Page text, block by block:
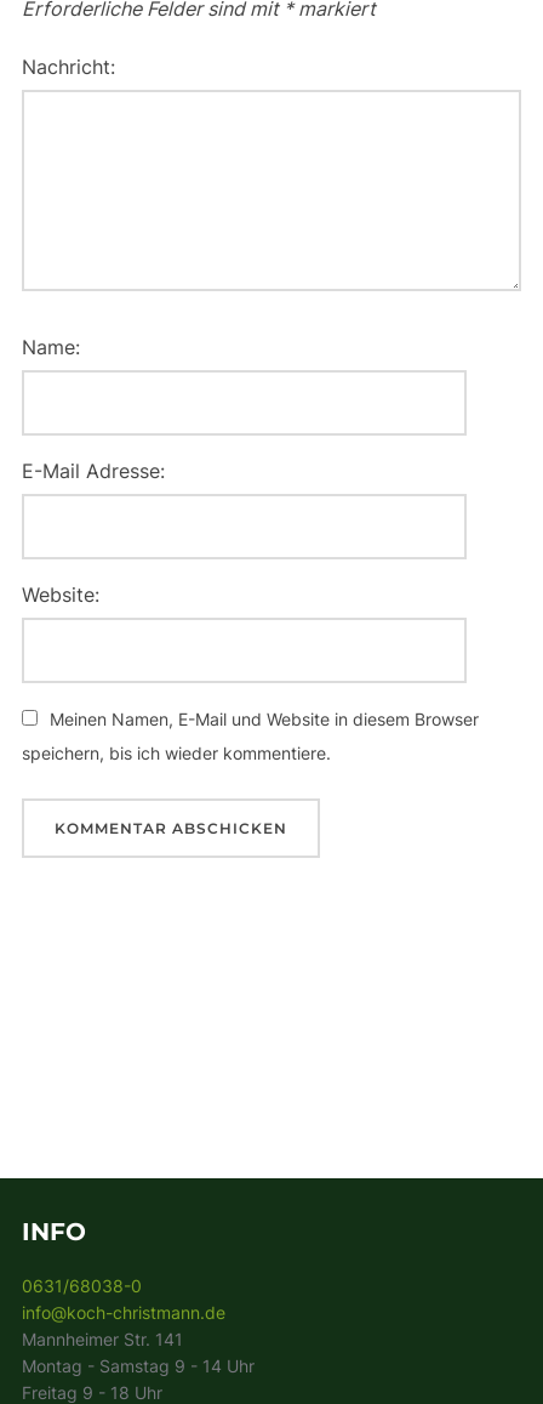
Erforderliche Felder sind mit *markiert
Nachricht:
Name:
E-Mail Adresse:
Website:
Meinen Namen, E-Mail und Website in diesem Browser
speichern, bis ich wieder kommentiere.
INFO
0631/68038-0
info@koch-christmann.de
Mannheimer Str. 141
Montag - Samstag 9 - 14 Uhr
Freitag 9 - 18 Uhr